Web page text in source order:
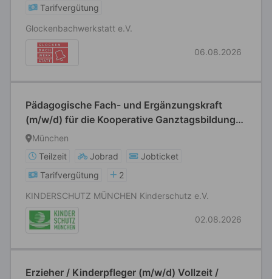
Tarifvergütung
Glockenbachwerkstatt e.V.
06.08.2026
Pädagogische Fach- und Ergänzungskraft
(m/w/d) für die Kooperative Ganztagsbildung
an der Grundschule Waldmeisterstraße
München
Teilzeit
Jobrad
Jobticket
Tarifvergütung
2
KINDERSCHUTZ MÜNCHEN Kinderschutz e.V.
02.08.2026
Erzieher / Kinderpfleger (m/w/d) Vollzeit /